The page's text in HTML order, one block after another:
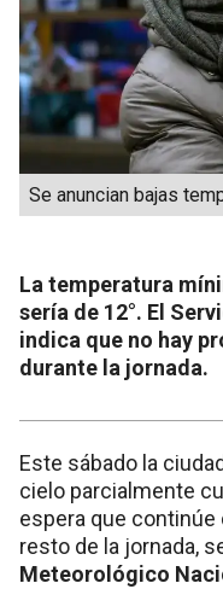
Se anuncian bajas
La temperatura
sería de 12°. El
indica que no hay
durante la jornada.
Este sábado la
cielo parcialmente
espera que
resto de la jornada,
Meteorológico